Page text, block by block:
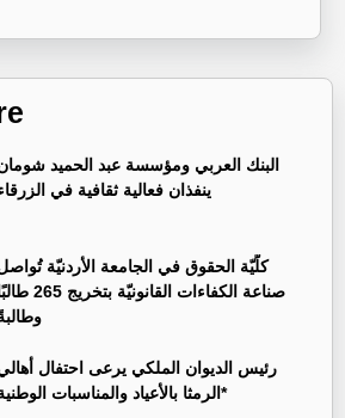
البنك العربي ومؤسسة عبد الحميد
ينفذان فعالية ثقافية في
كلّيّة الحقوق في الجامعة الأردنيّة
صناعة الكفاءات القانونيّة بتخريج
رئيس الديوان الملكي يرعى احتفال
الرمثا بالأعياد والمناسبات الوطنية*